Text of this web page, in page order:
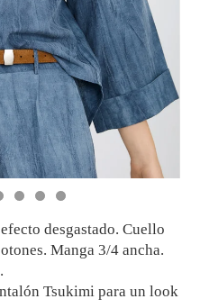
desgastado. Cuello
Manga 3/4 ancha.
Tsukimi para un look